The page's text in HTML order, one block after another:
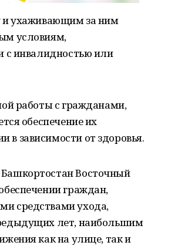
и ухаживающим за ним
условиям,
с инвалидностью или
работы с гражданами,
обеспечение их
зависимости от здоровья.
Восточный
граждан,
средствами ухода,
лет, наибольшим
как на улице, так и